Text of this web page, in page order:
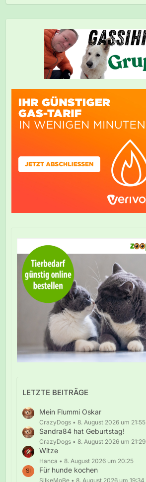
LETZTE BEITRÄGE
Mein Flummi Oskar
CrazyDogs 8. August 2026 um 21:55
Sandra84 hat Geburtstag!
CrazyDogs 8. August 2026 um 21:29
Witze
Hanca 8. August 2026 um 20:25
Für hunde kochen
SilkeMoBe 8. August 2026 um 19:34